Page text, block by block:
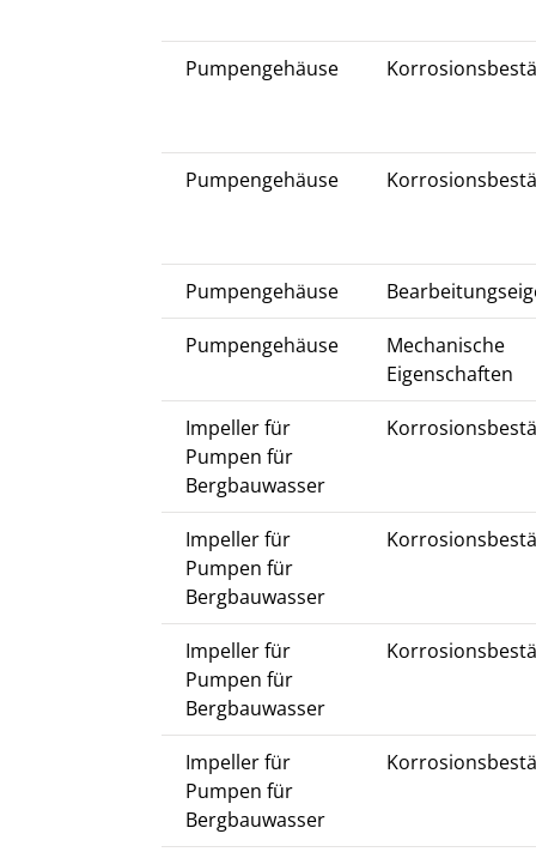
Pumpengehäuse
Pumpengehäuse
Pumpengehäuse
Pumpengehäuse
Mechanische
Eigenschaften
Impeller für
Pumpen für
Bergbauwasser
Impeller für
Pumpen für
Bergbauwasser
Impeller für
Pumpen für
Bergbauwasser
Impeller für
Pumpen für
Bergbauwasser